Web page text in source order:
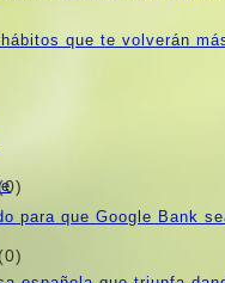
que te volverán
para que Google Bank
(0)